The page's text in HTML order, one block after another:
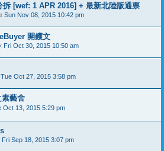
拆 [wef: 1 APR 2016] + 最新北陸版通票
Sun Nov 08, 2015 10:42 pm
開鑊文
Fri Oct 30, 2015 10:50 am
Tue Oct 27, 2015 3:58 pm
素藝舍
Oct 13, 2015 5:29 pm
Fri Sep 18, 2015 3:07 pm